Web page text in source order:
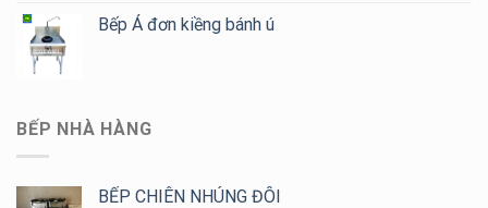
Bếp Á đơn kiềng bánh ú
BẾP NHÀ HÀNG
BẾP CHIÊN NHÚNG ĐÔI